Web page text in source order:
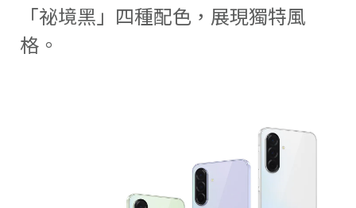
「祕境黑」四種配色，展現獨特風
格。